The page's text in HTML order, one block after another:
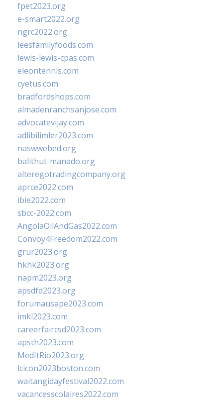
fpet2023.org
e-smart2022.org
ngrc2022.org
leesfamilyfoods.com
lewis-lewis-cpas.com
eleontennis.com
cyetus.com
bradfordshops.com
almadenranchsanjose.com
advocatevijay.com
adlibilimler2023.com
naswwebed.org
balithut-manado.org
alteregotradingcompany.org
aprce2022.com
ibie2022.com
sbcc-2022.com
AngolaOilAndGas2022.com
Convoy4Freedom2022.com
grur2023.org
hkhk2023.org
napm2023.org
apsdfd2023.org
forumausape2023.com
imkl2023.com
careerfaircsd2023.com
apsth2023.com
MedItRio2023.org
lcicon2023boston.com
waitangidayfestival2022.com
vacancesscolaires2022.com